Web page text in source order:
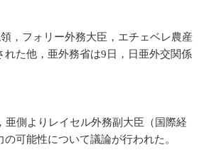
，フォリー外務大臣，エチェベレ農産
た他，亜外務省は9日，日亜外交関係
側よりレイセル外務副大臣（国際経
可能性について議論が行われた。